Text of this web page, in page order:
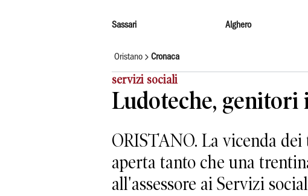
Sassari Alghero
Oristano Cronaca
servizi sociali
Ludoteche,
ORISTANO. La vicenda
aperta tanto che una
all'assessore ai Servizi